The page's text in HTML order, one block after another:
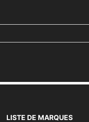
LISTE DE MARQUES